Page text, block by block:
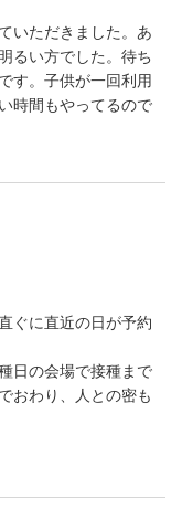
いただきました。あ
るい方でした。待ち
す。子供が一回利用
時間もやってるので
ぐに直近の日が予約
日の会場で接種まで
おわり、人との密も